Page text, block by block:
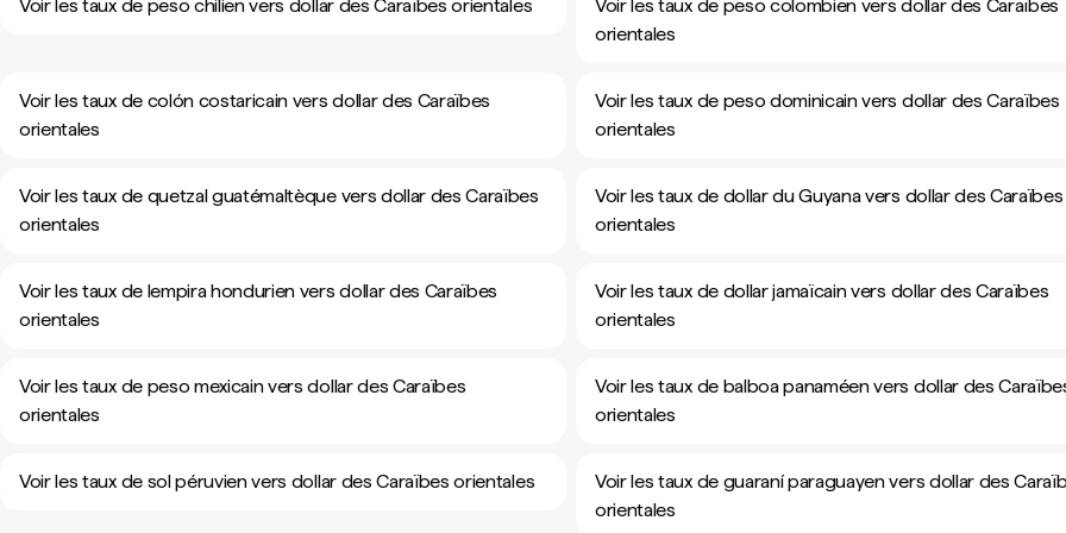
Voir les taux de peso chilien vers dollar des Caraïbes orientales
Voir les taux de peso colombien vers dollar des Caraïbes
orientales
Voir les taux de colón costaricain vers dollar des Caraïbes
orientales
Voir les taux de peso dominicain vers dollar des Caraïbes
orientales
Voir les taux de quetzal guatémaltèque vers dollar des Caraïbes
orientales
Voir les taux de dollar du Guyana vers dollar des Caraïbes
orientales
Voir les taux de lempira hondurien vers dollar des Caraïbes
orientales
Voir les taux de dollar jamaïcain vers dollar des Caraïbes
orientales
Voir les taux de peso mexicain vers dollar des Caraïbes
orientales
Voir les taux de balboa panaméen vers dollar des
orientales
Voir les taux de sol péruvien vers dollar des Caraïbes orientales
Voir les taux de guaraní paraguayen vers dollar des
orientales